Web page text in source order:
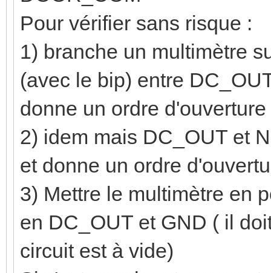
Pour vérifier sans risque :
1) branche un multimètre
(avec le bip) entre
donne un ordre
2) idem mais DC_OUT et
et donne un ordre
3) Mettre le multimètre en
en DC_OUT et GND ( il
circuit est à vide)